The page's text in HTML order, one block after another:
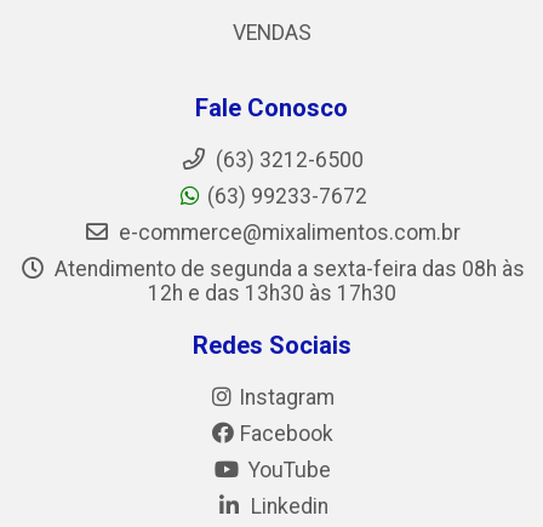
VENDAS
Fale Conosco
(63) 3212-6500
(63) 99233-7672
e-commerce@mixalimentos.com.br
Atendimento de segunda a sexta-feira das 08h às
12h e das 13h30 às 17h30
Redes Sociais
Instagram
Facebook
YouTube
Linkedin